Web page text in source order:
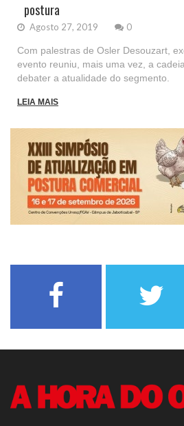
postura
Agosto 27, 2019 0
Com palestras de Osler Desouzart,
evento reuniu, mais uma vez, a
debater a atualidade do segmento.
LEIA MAIS